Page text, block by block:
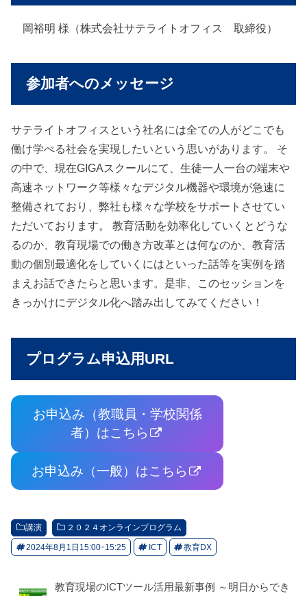
岡裕明 様（株式会社サテライトオフィス 取締役）
参加者へのメッセージ
サテライトオフィスという社名には全ての人がどこでも
働け学べる社会を実現したいという思いがあります。 そ
の中で、現在GIGAスクールにて、生徒一人一台の端末や
高速ネットワーク等様々なデジタル機器や環境が急速に
整備されており、弊社も様々な学校をサポートさせてい
ただいております。 教育活動を効率化していくとどうな
るのか、教育現場での働き方改革とは何なのか、教育活
動の個別最適化をしていくにはといった話等を実例を踏
まえお話できたらと思います。是非、このセッションを
きっかけにデジタル化へ踏み出してみてください！
プログラム申込用URL
お申込み（教職員・学校関係
者）はこちら
お申込み（一般）はこちら
講演 ２０２４オンラインプログラム
2024年8月1日15:00ｰ15:25 ICT 教育DX
教育現場のICTツール活用最新事例 ～明日からでき